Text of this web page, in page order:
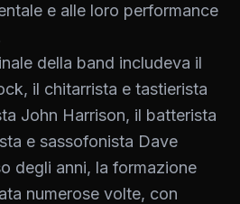
e alle loro performance
della band includeva il
il chitarrista e tastierista
John Harrison, il batterista
e sassofonista Dave
degli anni, la formazione
numerose volte, con